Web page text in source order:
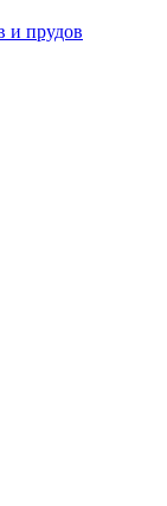
и прудов